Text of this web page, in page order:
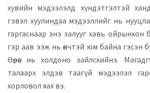
хувийн мэдээлэлд хүндэтгэлтэй
гэвэл хуулиндаа мэдээллийг нь
гаргаснаар энэ залууг хавь ойрынхон
гэр аав ээж нь өвчтэй юм байна гэсэн
Өөрөөс нь холдоно зайлсхийнэ.
талаарх элдэв таагүй мэдээлэл
хорловол яах вэ.